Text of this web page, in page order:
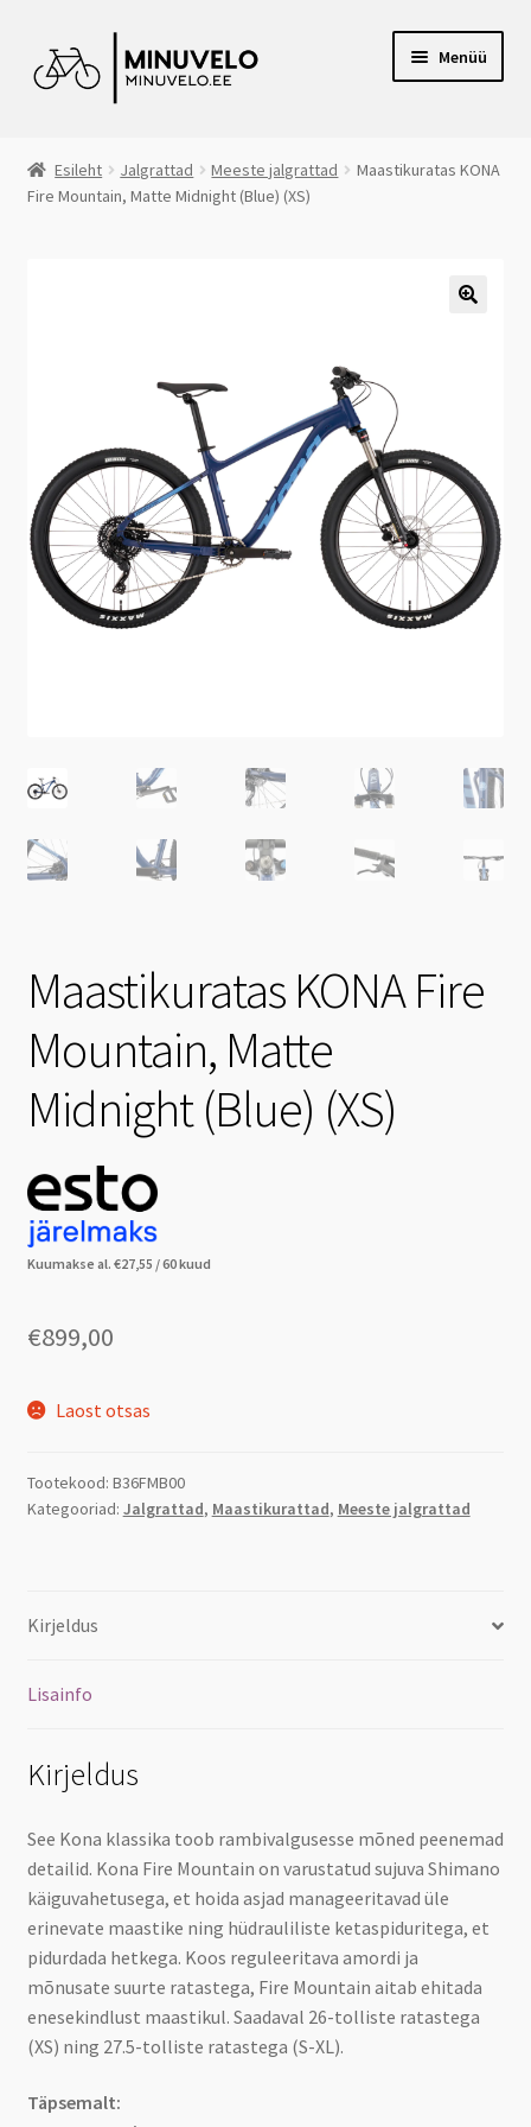
Liigu
navigeerimisele
Liigu
sisu
Menüü
E-POOD
JALGRATTARENT
JÄRELMAKS
Esileht Jalgrattad Meeste jalgrattad
Maastikuratas KONA
Fire Mountain, Matte Midnight (Blue) (XS)
Maastikuratas KONA Fire
Mountain, Matte
Midnight (Blue) (XS)
Kuumakse al. €27,55 / 60 kuud
€899,00
Laost otsas
Tootekood: B36FMB00
Kategooriad: Jalgrattad, Maastikurattad, Meeste jalgrattad
Kirjeldus
Lisainfo
Kirjeldus
See Kona klassika toob rambivalgusesse mõned peenemad
detailid. Kona Fire Mountain on varustatud sujuva Shimano
käiguvahetusega, et hoida asjad manageeritavad üle
erinevate maastike ning hüdrauliliste ketaspiduritega, et
pidurdada hetkega. Koos reguleeritava amordi ja
mõnusate suurte ratastega, Fire Mountain aitab ehitada
enesekindlust maastikul. Saadaval 26-tolliste ratastega
(XS) ning 27.5-tolliste ratastega (S-XL).
Täpsemalt: